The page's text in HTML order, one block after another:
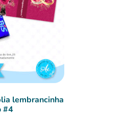
lembrancinha
#4